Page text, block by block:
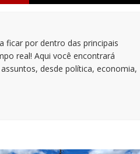
ficar por dentro das principais
real! Aqui você encontrará
desde política, economia,